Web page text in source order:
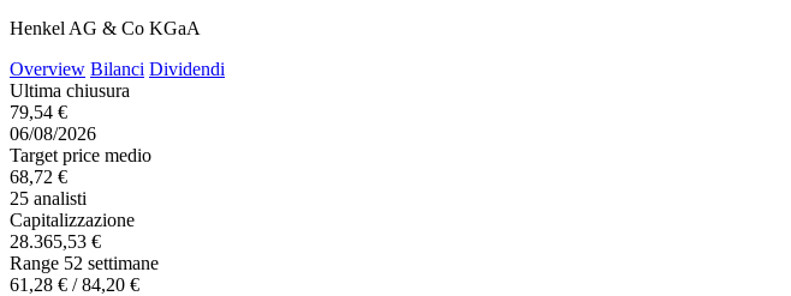
Henkel AG & Co KGaA
Overview Bilanci Dividendi
Ultima chiusura
79,54 €
06/08/2026
Target price medio
68,72 €
25 analisti
Capitalizzazione
28.365,53 €
Range 52 settimane
61,28 € / 84,20 €